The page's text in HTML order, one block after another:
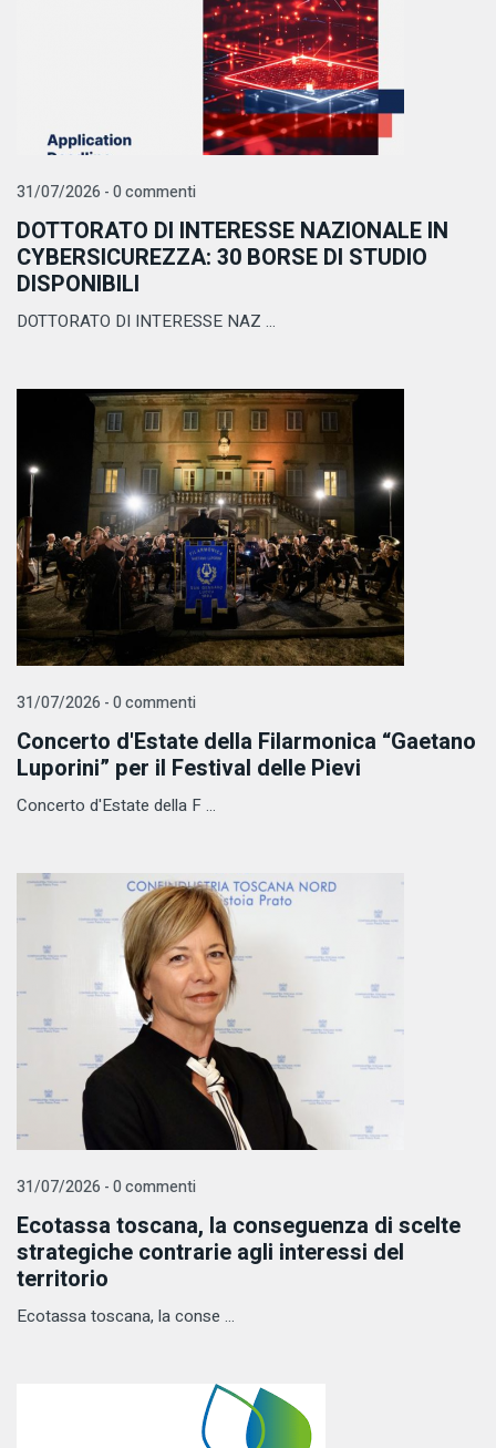
31/07/2026 - 0 commenti
DOTTORATO DI INTERESSE NAZIONALE IN
CYBERSICUREZZA: 30 BORSE DI STUDIO
DISPONIBILI
DOTTORATO DI INTERESSE NAZ ...
31/07/2026 - 0 commenti
Concerto d'Estate della Filarmonica “Gaetano
Luporini” per il Festival delle Pievi
Concerto d'Estate della F ...
31/07/2026 - 0 commenti
Ecotassa toscana, la conseguenza di scelte
strategiche contrarie agli interessi del
territorio
Ecotassa toscana, la conse ...